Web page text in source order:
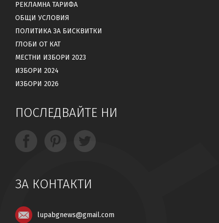
РЕКЛАМНА ТАРИФА
ОБЩИ УСЛОВИЯ
ПОЛИТИКА ЗА БИСКВИТКИ
ГЛОБИ ОТ КАТ
МЕСТНИ ИЗБОРИ 2023
ИЗБОРИ 2024
ИЗБОРИ 2026
ПОСЛЕДВАЙТЕ НИ
ЗА КОНТАКТИ
lupabgnews@gmail.com